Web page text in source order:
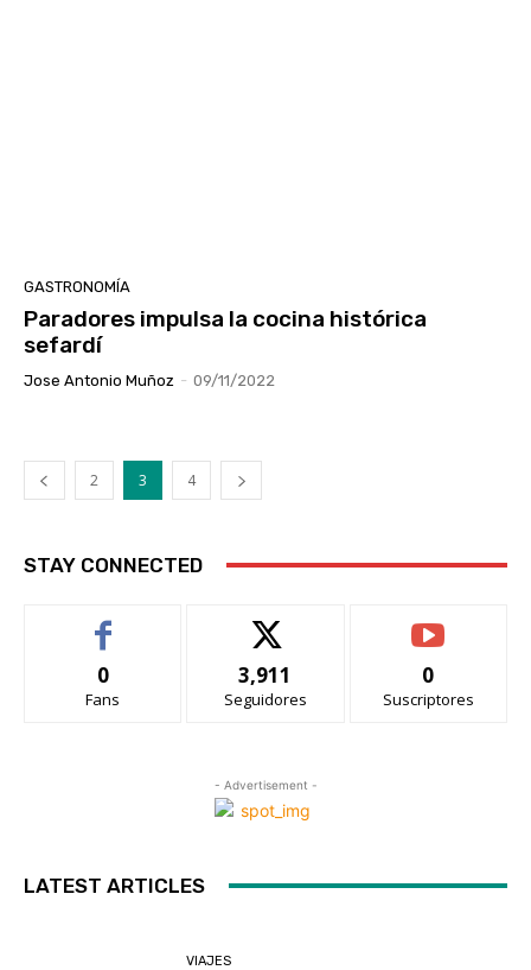
GASTRONOMÍA
Paradores impulsa la cocina histórica
sefardí
Jose Antonio Muñoz - 09/11/2022
2 3 4
STAY CONNECTED
0
Fans
3,911
Seguidores
0
Suscriptores
- Advertisement -
LATEST ARTICLES
VIAJES